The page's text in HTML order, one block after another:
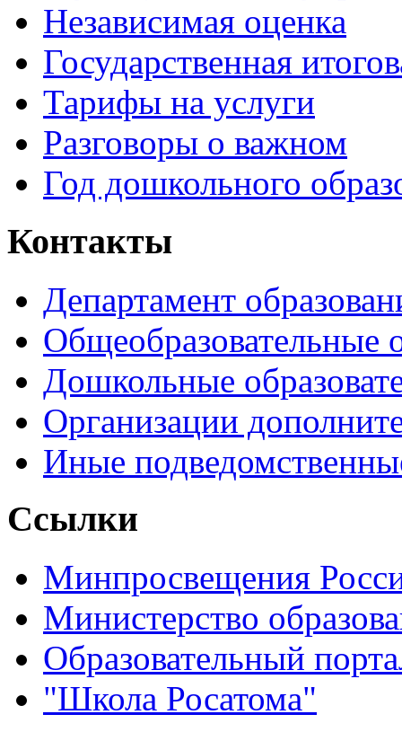
Независимая оценка
Государственная
Тарифы на услуги
Разговоры о важном
Год дошкольного
Контакты
Департамент
Общеобразовательные
Дошкольные
Организации
Иные
Ссылки
Минпросвещения
Министерство
Образовательный
"Школа Росатома"